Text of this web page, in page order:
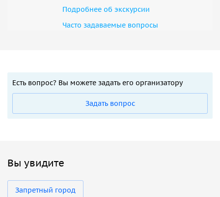
Подробнее об экскурсии
Часто задаваемые вопросы
Есть вопрос? Вы можете задать его организатору
Задать вопрос
Вы увидите
Запретный город